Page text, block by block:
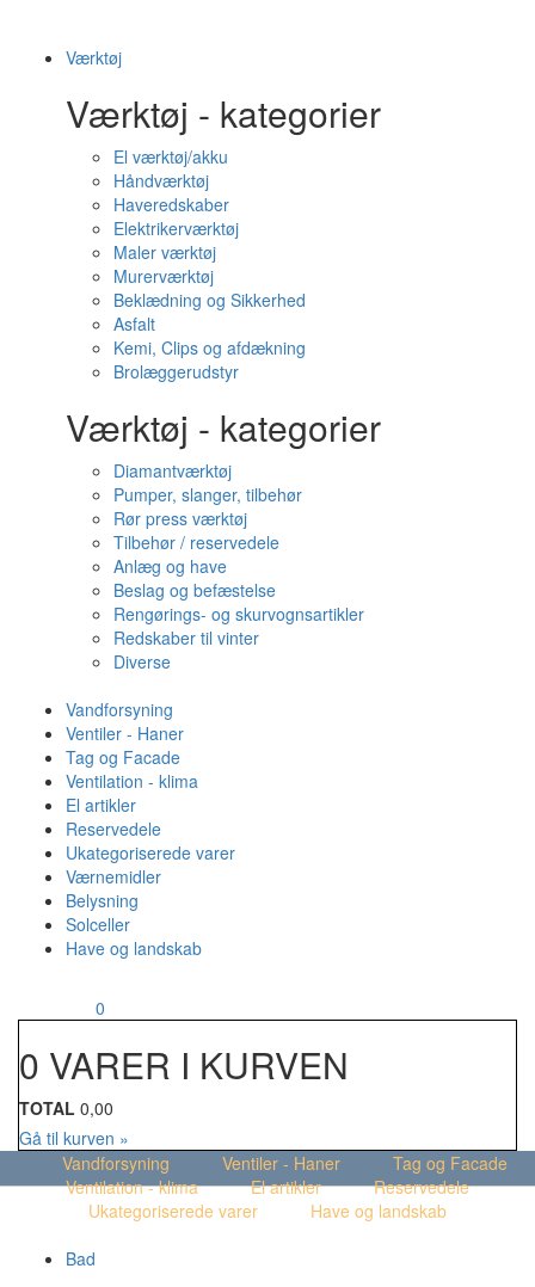
Værktøj
Værktøj - kategorier
El værktøj/akku
Håndværktøj
Haveredskaber
Elektrikerværktøj
Maler værktøj
Murerværktøj
Beklædning og Sikkerhed
Asfalt
Kemi, Clips og afdækning
Brolæggerudstyr
Værktøj - kategorier
Diamantværktøj
Pumper, slanger, tilbehør
Rør press værktøj
Tilbehør / reservedele
Anlæg og have
Beslag og befæstelse
Rengørings- og skurvognsartikler
Redskaber til vinter
Diverse
Vandforsyning
Ventiler - Haner
Tag og Facade
Ventilation - klima
El artikler
Reservedele
Ukategoriserede varer
Værnemidler
Belysning
Solceller
Have og landskab
0
0 VARER I KURVEN
TOTAL 0,00
Gå til kurven »
Vandforsyning
Ventiler - Haner
Tag og Facade
Ventilation - klima
El artikler
Reservedele
Ukategoriserede varer
Have og landskab
Bad